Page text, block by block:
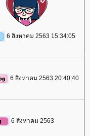
6 สิงหาคม 2563 15:34:05
6 สิงหาคม 2563 20:40:40
6 สิงหาคม 2563